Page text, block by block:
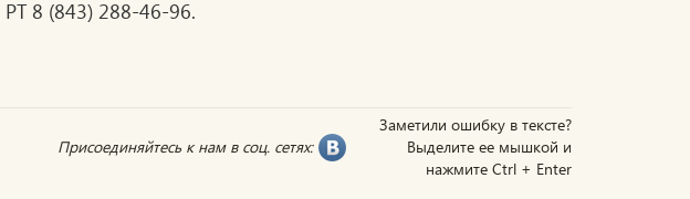
8 (843) 288-46-96.
Заметили ошибку в тексте?
Выделите ее мышкой и
нажмите Ctrl + Enter
Присоединяйтесь к нам в соц. сетях: